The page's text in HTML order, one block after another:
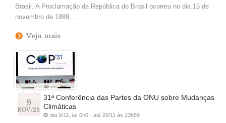
Brasil. A Proclamação da República do Brasil ocorreu no dia 15 de
novembro de 1889....
Veja mais
9
NOV/26
31ª Conferência das Partes da ONU sobre Mudanças
Climáticas
dia 9/11, às 0h0 - até 20/11 às 23h59